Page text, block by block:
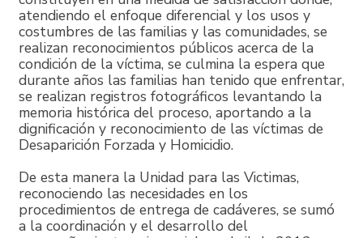
atendiendo el enfoque diferencial y los usos y
costumbres de las familias y las comunidades, se
realizan reconocimientos públicos acerca de la
condición de la víctima, se culmina la espera que
durante años las familias han tenido que enfrentar,
se realizan registros fotográficos levantando la
memoria histórica del proceso, aportando a la
dignificación y reconocimiento de las víctimas de
Desaparición Forzada y Homicidio.
De esta manera la Unidad para las Victimas,
reconociendo las necesidades en los
procedimientos de entrega de cadáveres, se sumó
a la coordinación y el desarrollo del